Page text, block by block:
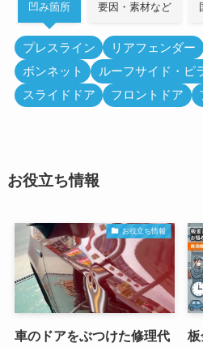
凹み箇所 要因・素材など
プレスライン リアフェンダー
ボンネット
ルーフサイド・ピ
スライドドア
フロントドア
お役立ち情報
お役立ち情報
車のドアをぶつけた修理代
板